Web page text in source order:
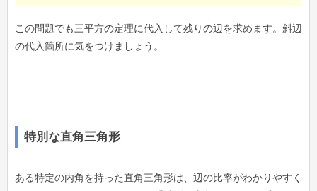
この問題でも三平方の定理に代入して残りの辺を求めます。斜辺
の代入箇所に気をつけましょう。
特別な直角三角形
ある特定の内角を持った直角三角形は、辺の比率がわかりやすく